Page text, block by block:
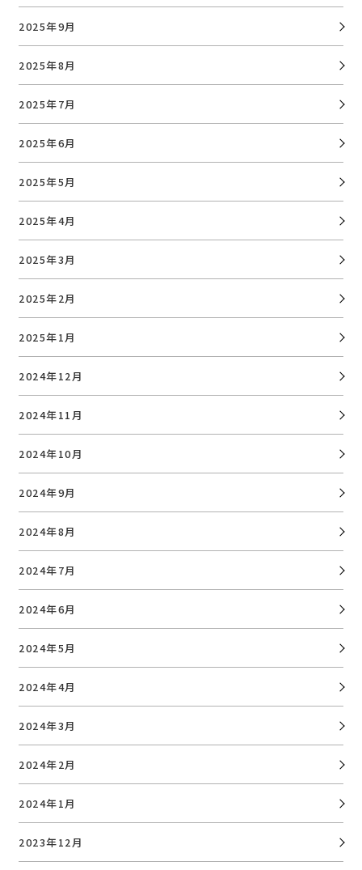
2025年9月
2025年8月
2025年7月
2025年6月
2025年5月
2025年4月
2025年3月
2025年2月
2025年1月
2024年12月
2024年11月
2024年10月
2024年9月
2024年8月
2024年7月
2024年6月
2024年5月
2024年4月
2024年3月
2024年2月
2024年1月
2023年12月